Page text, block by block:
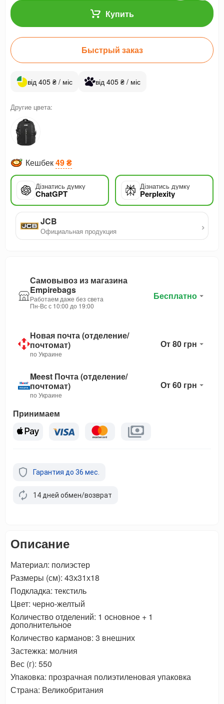
Купить
Быстрый заказ
від 405 ₴ / міс від 405 ₴ / міс
Другие цвета:
Кешбек49 ₴
Дізнатись думку
ChatGPT
Дізнатись думку
Perplexity
JCB
Официальная продукция ›
Самовывоз из магазина
Empirebags
Работаем даже без света
Пн-Вс с 10:00 до 19:00
Бесплатно
Новая почта (отделение/
почтомат)
по Украине
От 80 грн
Meest Почта (отделение/
почтомат)
по Украине
От 60 грн
Принимаем
Гарантия до 36 мес.
14 дней обмен/возврат
Описание
Материал: полиэстер
Размеры (см): 43х31х18
Подкладка: текстиль
Цвет: черно-желтый
Количество отделений: 1 основное + 1
дополнительное
Количество карманов: 3 внешних
Застежка: молния
Вес (г): 550
Упаковка: прозрачная полиэтиленовая упаковка
Страна: Великобритания